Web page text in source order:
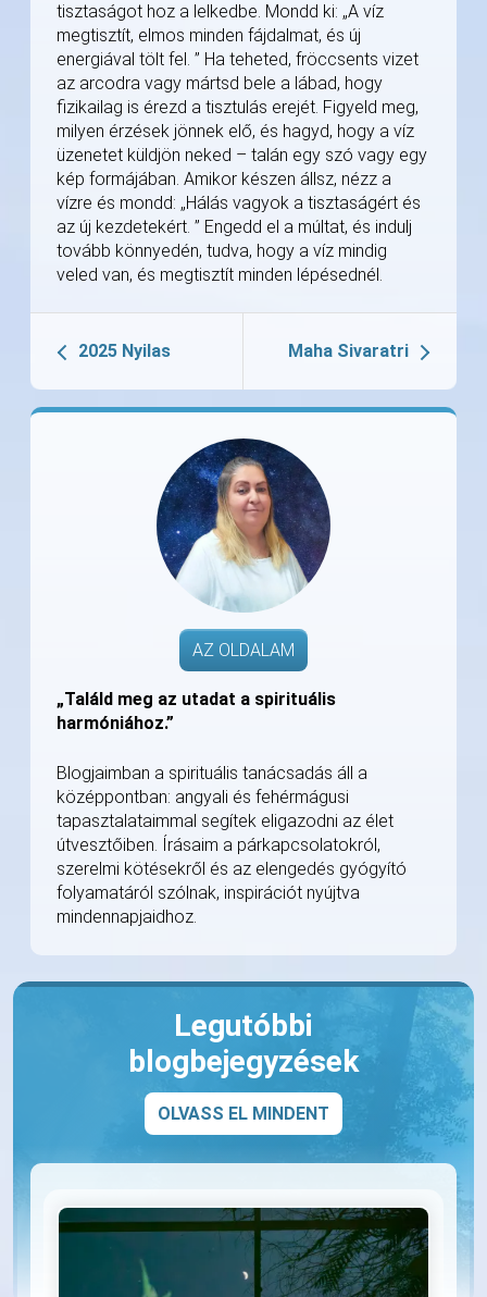
tisztaságot hoz a lelkedbe. Mondd ki: „A víz
megtisztít, elmos minden fájdalmat, és új
energiával tölt fel. ” Ha teheted, fröccsents vizet
az arcodra vagy mártsd bele a lábad, hogy
fizikailag is érezd a tisztulás erejét. Figyeld meg,
milyen érzések jönnek elő, és hagyd, hogy a víz
üzenetet küldjön neked – talán egy szó vagy egy
kép formájában. Amikor készen állsz, nézz a
vízre és mondd: „Hálás vagyok a tisztaságért és
az új kezdetekért. ” Engedd el a múltat, és indulj
tovább könnyedén, tudva, hogy a víz mindig
veled van, és megtisztít minden lépésednél.
2025 Nyilas Maha Sivaratri
AZ OLDALAM
„Találd meg az utadat a spirituális
harmóniához.”
Blogjaimban a spirituális tanácsadás áll a
középpontban: angyali és fehérmágusi
tapasztalataimmal segítek eligazodni az élet
útvesztőiben. Írásaim a párkapcsolatokról,
szerelmi kötésekről és az elengedés gyógyító
folyamatáról szólnak, inspirációt nyújtva
mindennapjaidhoz.
Legutóbbi
blogbejegyzések
OLVASS EL MINDENT